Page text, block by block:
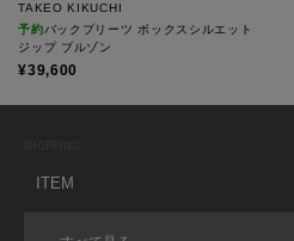
TAKEO KIKUCHI
予約バックプリーツ ボックスシルエット
ジップ ブルゾン
¥39,600
ITEM